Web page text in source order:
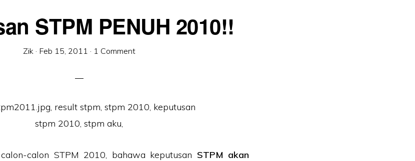
STPM PENUH 2010!!
Zik· Feb 15, 2011 · 1 Comment
calon STPM 2010, bahawa keputusan STPM akan